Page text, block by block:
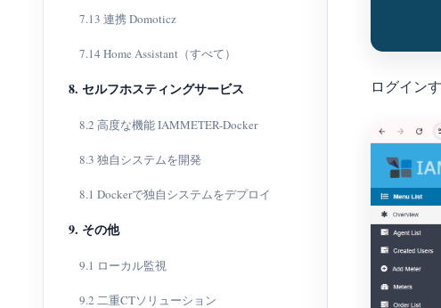
7.13 連携 Domoticz
7.14 Home Assistant（すべて）
8. セルフホスティングサービス
8.2 高度な機能 IAMMETER-Docker
8.3 独自システムを開発
8.1 Dockerで独自システムをデプロイ
9. その他
9.1 ローカル監視
9.2 二重CTソリューション
ログイン